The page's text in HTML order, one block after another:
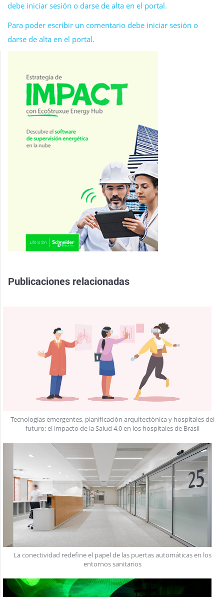
debe iniciar sesión o darse de alta en el portal.
Para poder escribir un comentario debe iniciar sesión o
darse de alta en el portal.
Publicaciones relacionadas
Tecnologías emergentes, planificación arquitectónica y hospitales del
futuro: el impacto de la Salud 4.0 en los hospitales de Brasil
La conectividad redefine el papel de las puertas automáticas en los
entornos sanitarios